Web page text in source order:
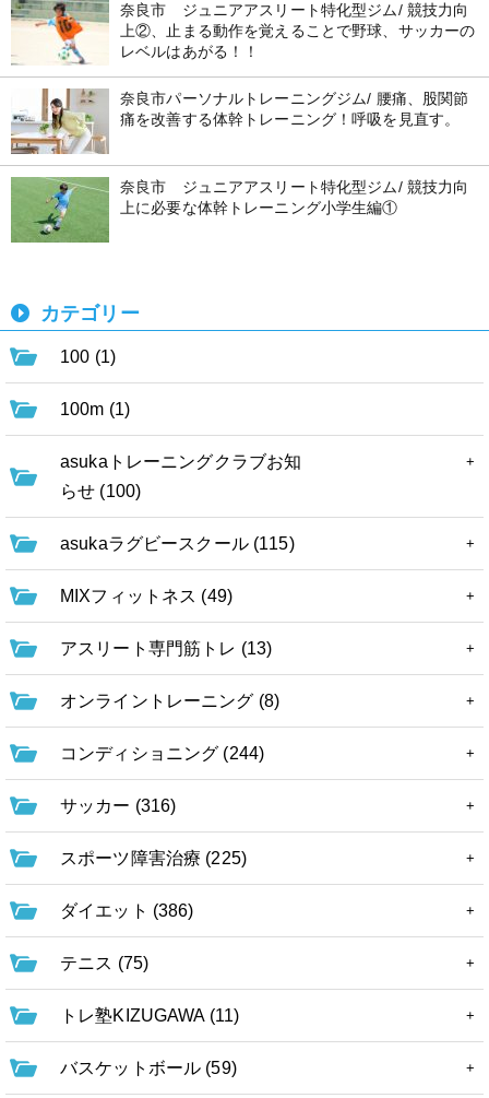
奈良市 ジュニアアスリート特化型ジム/ 競技力向
上②、止まる動作を覚えることで野球、サッカーの
レベルはあがる！！
奈良市パーソナルトレーニングジム/ 腰痛、股関節
痛を改善する体幹トレーニング！呼吸を見直す。
奈良市 ジュニアアスリート特化型ジム/ 競技力向
上に必要な体幹トレーニング小学生編①
カテゴリー
100 (1)
100m (1)
asukaトレーニングクラブお知
らせ (100)
asukaラグビースクール (115)
MIXフィットネス (49)
アスリート専門筋トレ (13)
オンライントレーニング (8)
コンディショニング (244)
サッカー (316)
スポーツ障害治療 (225)
ダイエット (386)
テニス (75)
トレ塾KIZUGAWA (11)
バスケットボール (59)